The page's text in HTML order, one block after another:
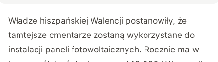
Władze hiszpańskiej Walencji postanowiły, że
tamtejsze cmentarze zostaną wykorzystane do
instalacji paneli fotowoltaicznych. Rocznie ma w